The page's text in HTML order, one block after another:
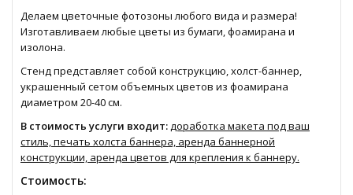
Делаем цветочные фотозоны любого вида и размера!
Изготавливаем любые цветы из бумаги, фоамирана и
изолона.
Стенд представляет собой конструкцию, холст-баннер,
украшенный сетом объемных цветов из фоамирана
диаметром 20-40 см.
В стоимость услуги входит:доработка макета под ваш
стиль, печать холста баннера, аренда баннерной
конструкции, аренда цветов для крепления к баннеру.
Стоимость: